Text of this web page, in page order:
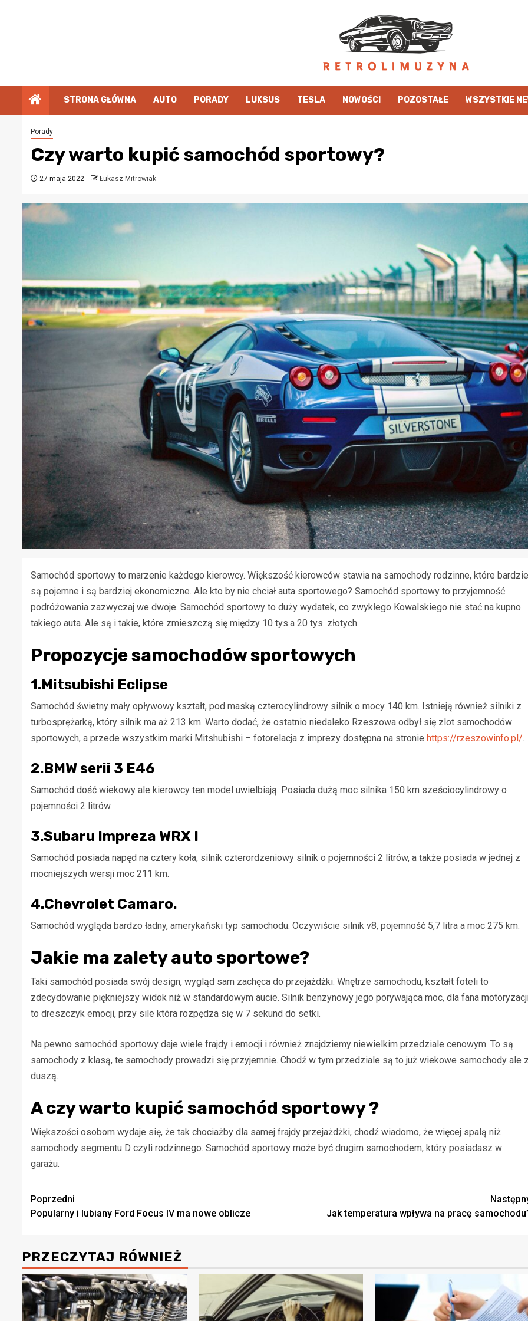
STRONA GŁÓWNA AUTO PORADY LUKSUS TESLA NOWOŚCI POZOSTAŁE WSZYSTKIE
Porady
Czy warto kupić samochód sportowy?
27 maja 2022 Łukasz Mitrowiak
Samochód sportowy to marzenie każdego kierowcy. Większość kierowców stawia na samochody rodzinne, które
są pojemne i są bardziej ekonomiczne. Ale kto by nie chciał auta sportowego? Samochód sportowy to przyjemność
podróżowania zazwyczaj we dwoje. Samochód sportowy to duży wydatek, co zwykłego Kowalskiego nie stać na kupno
takiego auta. Ale są i takie, które zmieszczą się między 10 tys.a 20 tys. złotych.
Propozycje samochodów sportowych
1.Mitsubishi Eclipse
Samochód świetny mały opływowy kształt, pod maską czterocylindrowy silnik o mocy 140 km. Istnieją również silniki z
turbosprężarką, który silnik ma aż 213 km. Warto dodać, że ostatnio niedaleko Rzeszowa odbył się zlot samochodów
sportowych, a przede wszystkim marki Mitshubishi – fotorelacja z imprezy dostępna na stronie https://rzeszowinfo.pl/.
2.BMW serii 3 E46
Samochód dość wiekowy ale kierowcy ten model uwielbiają. Posiada dużą moc silnika 150 km sześciocylindrowy o
pojemności 2 litrów.
3.Subaru Impreza WRX I
Samochód posiada napęd na cztery koła, silnik czterordzeniowy silnik o pojemności 2 litrów, a także posiada w jednej z
mocniejszych wersji moc 211 km.
4.Chevrolet Camaro.
Samochód wygląda bardzo ładny, amerykański typ samochodu. Oczywiście silnik v8, pojemność 5,7 litra a moc 275 km.
Jakie ma zalety auto sportowe?
Taki samochód posiada swój design, wygląd sam zachęca do przejażdżki. Wnętrze samochodu, kształt foteli to
zdecydowanie piękniejszy widok niż w standardowym aucie. Silnik benzynowy jego porywająca moc, dla fana
to dreszczyk emocji, przy sile która rozpędza się w 7 sekund do setki.
Na pewno samochód sportowy daje wiele frajdy i emocji i również znajdziemy niewielkim przedziale cenowym. To są
samochody z klasą, te samochody prowadzi się przyjemnie. Chodź w tym przedziale są to już wiekowe samochody ale
duszą.
A czy warto kupić samochód sportowy ?
Większości osobom wydaje się, że tak chociażby dla samej frajdy przejażdżki, chodź wiadomo, że więcej spalą niż
samochody segmentu D czyli rodzinnego. Samochód sportowy może być drugim samochodem, który posiadasz w
garażu.
Zobacz
wpisy
Poprzedni
Popularny i lubiany Ford Focus IV ma nowe oblicze
Jak temperatura wpływa na pracę
PRZECZYTAJ RÓWNIEŻ